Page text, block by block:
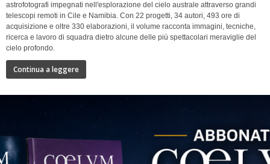
astrofotografi impegnati nell'esplorazione del cielo australe attraverso grandi
telescopi remoti in Cile e Namibia. Con 22 progetti, 34 autori, 493 ore di
acquisizione e oltre 330 elaborazioni, il volume racconta immagini, tecniche,
ricerca e lavoro di squadra dietro alcune delle più spettacolari meraviglie del
cielo profondo.
Continua a leggere